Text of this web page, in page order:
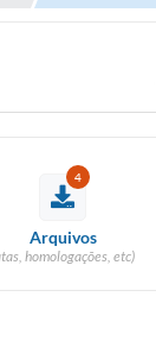
4
Arquivos
homologações, etc)